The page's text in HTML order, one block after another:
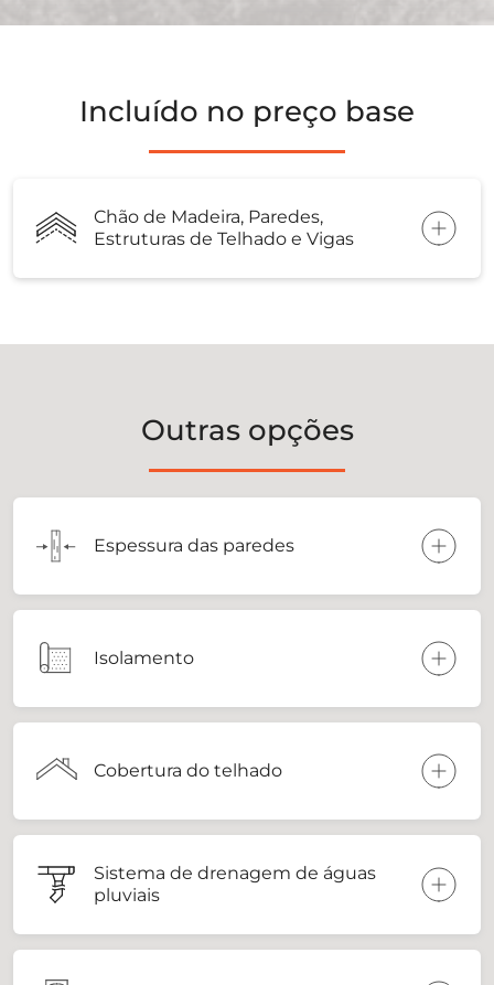
Incluído no preço base
Chão de Madeira, Paredes,
Estruturas de Telhado e Vigas
Outras opções
Espessura das paredes
Isolamento
Cobertura do telhado
Sistema de drenagem de águas
pluviais